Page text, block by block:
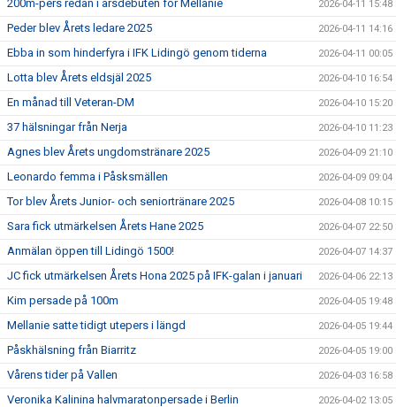
200m-pers redan i årsdebuten för Mellanie 2026-04-11 15:48
Peder blev Årets ledare 2025 2026-04-11 14:16
Ebba in som hinderfyra i IFK Lidingö genom tiderna 2026-04-11 00:05
Lotta blev Årets eldsjäl 2025 2026-04-10 16:54
En månad till Veteran-DM 2026-04-10 15:20
37 hälsningar från Nerja 2026-04-10 11:23
Agnes blev Årets ungdomstränare 2025 2026-04-09 21:10
Leonardo femma i Påsksmällen 2026-04-09 09:04
Tor blev Årets Junior- och seniortränare 2025 2026-04-08 10:15
Sara fick utmärkelsen Årets Hane 2025 2026-04-07 22:50
Anmälan öppen till Lidingö 1500! 2026-04-07 14:37
JC fick utmärkelsen Årets Hona 2025 på IFK-galan i januari 2026-04-06 22:13
Kim persade på 100m 2026-04-05 19:48
Mellanie satte tidigt utepers i längd 2026-04-05 19:44
Påskhälsning från Biarritz 2026-04-05 19:00
Vårens tider på Vallen 2026-04-03 16:58
Veronika Kalinina halvmaratonpersade i Berlin 2026-04-02 13:05